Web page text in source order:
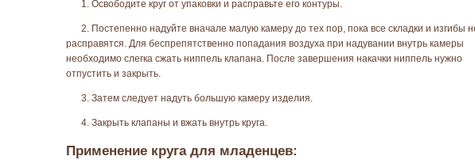
1. Освободите круг от упаковки и расправьте его контуры.
2. Постепенно надуйте вначале малую камеру до тех пор, пока все складки и изгибы
расправятся. Для беспрепятственно попадания воздуха при надувании внутрь камеры
необходимо слегка сжать ниппель клапана. После завершения накачки ниппель нужно
отпустить и закрыть.
3. Затем следует надуть большую камеру изделия.
4. Закрыть клапаны и вжать внутрь круга.
Применение круга для младенцев: